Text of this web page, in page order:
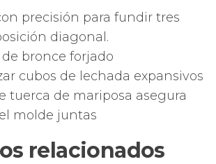
precisión para fundir tres
diagonal.
bronce forjado
cubos de lechada expansivos
tuerca de mariposa asegura
molde juntas
relacionados